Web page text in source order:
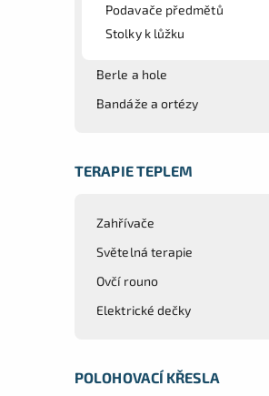
Podavače předmětů
Stolky k lůžku
Berle a hole
Bandáže a ortézy
TERAPIE TEPLEM
Zahřívače
Světelná terapie
Ovčí rouno
Elektrické dečky
POLOHOVACÍ KŘESLA